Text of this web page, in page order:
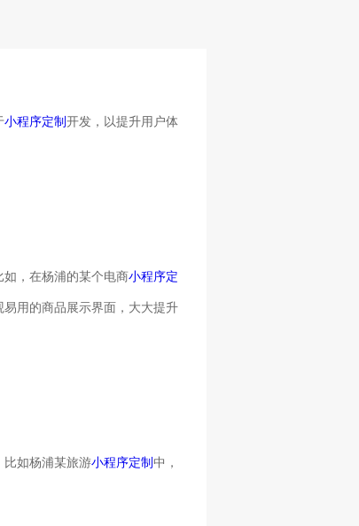
小程序定制开发，以提升用户体
，在杨浦的某个电商小程序定
用的商品展示界面，大大提升
比如杨浦某旅游小程序定制中，